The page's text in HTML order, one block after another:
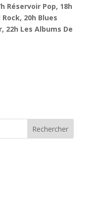
Réservoir Pop, 18h
20h Blues
22h Les Albums De
Rechercher